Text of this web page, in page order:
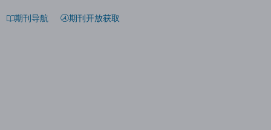
期刊导航 期刊开放获取